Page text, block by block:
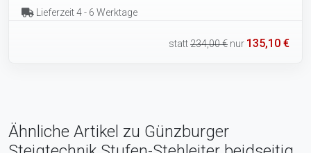
Lieferzeit 4 - 6 Werktage
statt234,00 € nur 135,10 €
Ähnliche Artikel zu Günzburger